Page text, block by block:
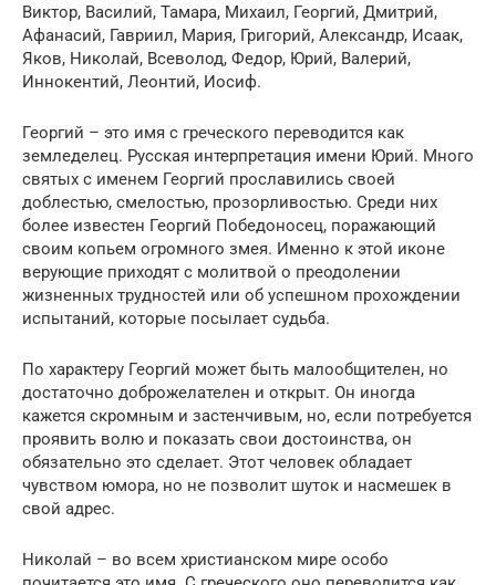
Виктор, Василий, Тамара, Михаил, Георгий, Дмитрий,
Афанасий, Гавриил, Мария, Григорий, Александр, Исаак,
Яков, Николай, Всеволод, Федор, Юрий, Валерий,
Иннокентий, Леонтий, Иосиф.
Георгий – это имя с греческого переводится как
земледелец. Русская интерпретация имени Юрий. Много
святых с именем Георгий прославились своей
доблестью, смелостью, прозорливостью. Среди них
более известен Георгий Победоносец, поражающий
своим копьем огромного змея. Именно к этой иконе
верующие приходят с молитвой о преодолении
жизненных трудностей или об успешном прохождении
испытаний, которые посылает судьба.
По характеру Георгий может быть малообщителен, но
достаточно доброжелателен и открыт. Он иногда
кажется скромным и застенчивым, но, если потребуется
проявить волю и показать свои достоинства, он
обязательно это сделает. Этот человек обладает
чувством юмора, но не позволит шуток и насмешек в
свой адрес.
Николай – во всем христианском мире особо